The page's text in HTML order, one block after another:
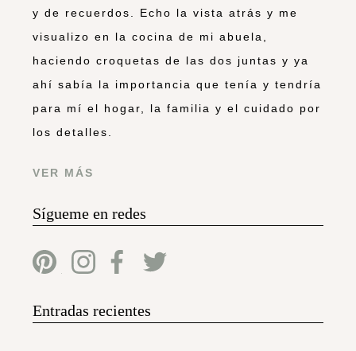
y de recuerdos. Echo la vista atrás y me
visualizo en la cocina de mi abuela,
haciendo croquetas de las dos juntas y ya
ahí sabía la importancia que tenía y tendría
para mí el hogar, la familia y el cuidado por
los detalles.
VER MÁS
Sígueme en redes
Entradas recientes